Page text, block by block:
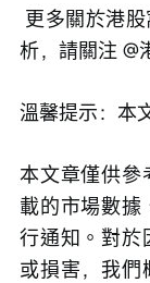
析，請關注 @
溫馨提示：本
本文章僅供參
載的市場數據
行通知。對於
或損害，我們